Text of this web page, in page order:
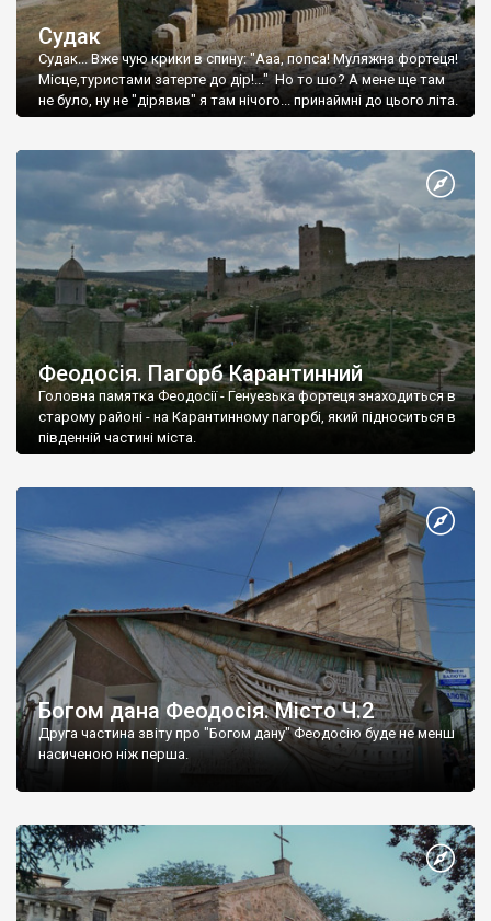
Судак
Судак... Вже чую крики в спину: "Ааа, попса! Муляжна фортеця!
Місце,туристами затерте до дір!..." Но то шо? А мене ще там
не було, ну не "дірявив" я там нічого... принаймні до цього літа.
Феодосія. Пагорб Карантинний
Головна памятка Феодосії - Генуезька фортеця знаходиться в
старому районі - на Карантинному пагорбі, який підноситься в
південній частині міста.
Богом дана Феодосія. Місто Ч.2
Друга частина звіту про "Богом дану" Феодосію буде не менш
насиченою ніж перша.